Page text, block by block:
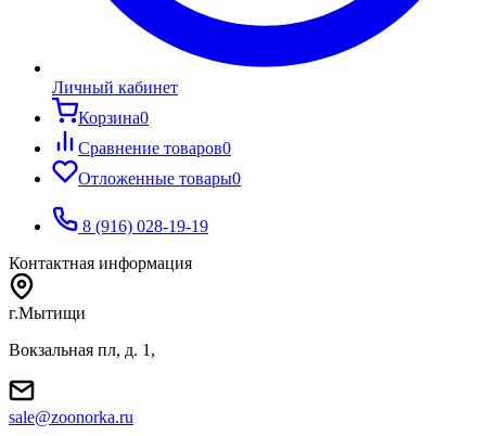
Личный кабинет
Корзина0
Сравнение товаров0
Отложенные товары0
8 (916) 028-19-19
Контактная информация
г.Мытищи
Вокзальная пл, д. 1,
sale@zoonorka.ru